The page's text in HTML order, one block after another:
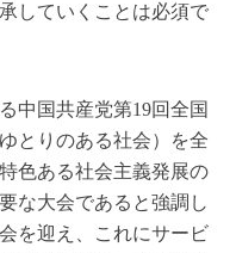
していくことは必須で
中国共産党第19回全国
とりのある社会）を全
色ある社会主義発展の
な大会であると強調し
を迎え、これにサービ